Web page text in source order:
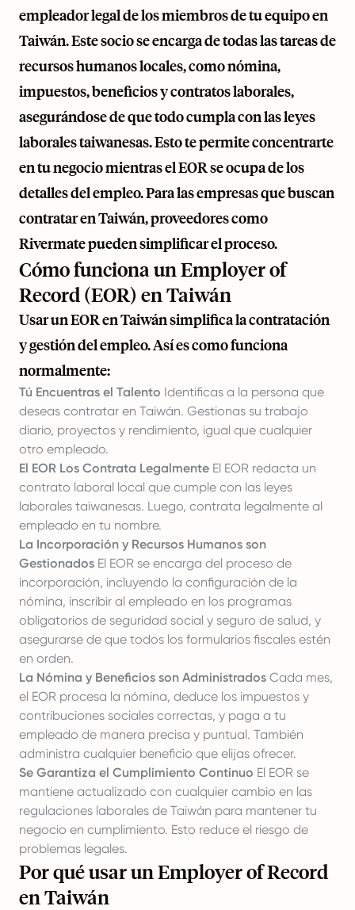
empleador legal de los miembros de tu equipo en
Taiwán. Este socio se encarga de todas las tareas de
recursos humanos locales, como nómina,
impuestos, beneficios y contratos laborales,
asegurándose de que todo cumpla con las leyes
laborales taiwanesas. Esto te permite concentrarte
en tu negocio mientras el EOR se ocupa de los
detalles del empleo. Para las empresas que buscan
contratar en Taiwán, proveedores como
Rivermatepueden simplificar el proceso.
Cómo funciona un Employer of
Record (EOR) en Taiwán
Usar un EOR en Taiwán simplifica la contratación
y gestión del empleo. Así es como funciona
normalmente:
Tú Encuentras el Talento Identificas a la persona que
deseas contratar en Taiwán. Gestionas su trabajo
diario, proyectos y rendimiento, igual que cualquier
otro empleado.
El EOR Los Contrata Legalmente El EOR redacta un
contrato laboral local que cumple con las leyes
laborales taiwanesas. Luego, contrata legalmente al
empleado en tu nombre.
La Incorporación y Recursos Humanos son
Gestionados El EOR se encarga del proceso de
incorporación, incluyendo la configuración de la
nómina, inscribir al empleado en los programas
obligatorios de seguridad social y seguro de salud, y
asegurarse de que todos los formularios fiscales estén
en orden.
La Nómina y Beneficios son Administrados Cada mes,
el EOR procesa la nómina, deduce los impuestos y
contribuciones sociales correctas, y paga a tu
empleado de manera precisa y puntual. También
administra cualquier beneficio que elijas ofrecer.
Se Garantiza el Cumplimiento Continuo El EOR se
mantiene actualizado con cualquier cambio en las
regulaciones laborales de Taiwán para mantener tu
negocio en cumplimiento. Esto reduce el riesgo de
problemas legales.
Por qué usar un Employer of Record
en Taiwán